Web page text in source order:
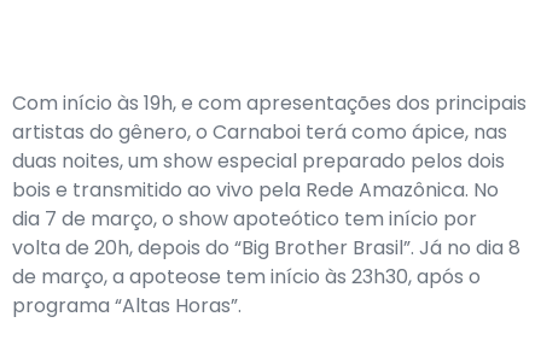
Com início às 19h, e com apresentações dos principais
artistas do gênero, o Carnaboi terá como ápice, nas
duas noites, um show especial preparado pelos dois
bois e transmitido ao vivo pela Rede Amazônica. No
dia 7 de março, o show apoteótico tem início por
volta de 20h, depois do “Big Brother Brasil”. Já no dia 8
de março, a apoteose tem início às 23h30, após o
programa “Altas Horas”.